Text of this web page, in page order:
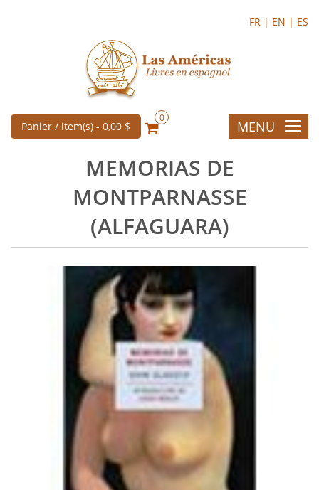
FR | EN | ES
Panier / item(s) - 0,00 $
0
MENU
MEMORIAS DE
MONTPARNASSE
(ALFAGUARA)